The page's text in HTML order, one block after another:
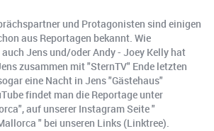
und Protagonisten sind einigen
aus Reportagen bekannt. Wie
Jens und/oder Andy - Joey Kelly hat
zusammen mit "SternTV" Ende letzten
eine Nacht in Jens "Gästehaus"
findet man die Reportage unter
auf unserer Instagram Seite "
" bei unseren Links (Linktree).